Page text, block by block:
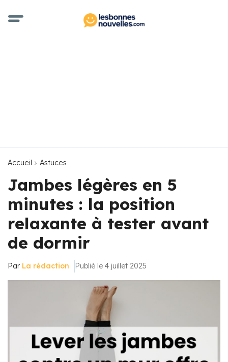
Accueil Astuces
Jambes légères en 5
minutes : la position
relaxante à tester avant
de dormir
Par La rédaction Publié le 4 juillet 2025